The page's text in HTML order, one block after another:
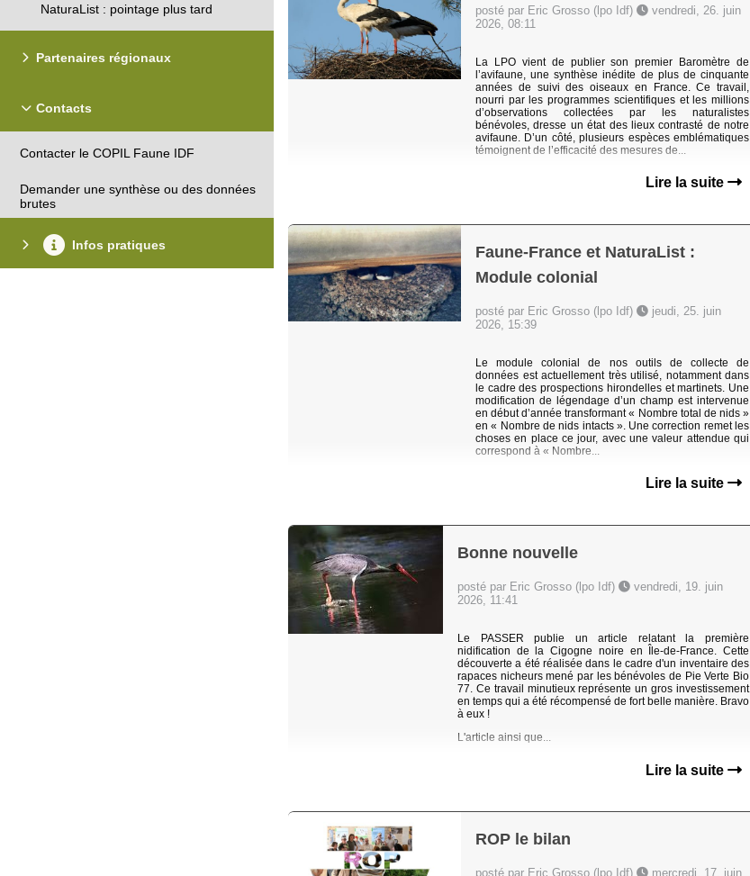
NaturaList : pointage plus tard
Partenaires régionaux
Contacts
Contacter le COPIL Faune IDF
Demander une synthèse ou des données
brutes
Infos pratiques
posté par Eric Grosso (lpo Idf)
vendredi, 26. juin
2026, 08:11
La LPO vient de publier son premier Baromètre de
l’avifaune, une synthèse inédite de plus de cinquante
années de suivi des oiseaux en France. Ce travail,
nourri par les programmes scientifiques et les millions
d’observations collectées par les naturalistes
bénévoles, dresse un état des lieux contrasté de notre
avifaune. D’un côté, plusieurs espèces emblématiques
témoignent de l’efficacité des mesures de...
Lire la suite
Faune-France et NaturaList :
Module colonial
posté par Eric Grosso (lpo Idf)
jeudi, 25. juin
2026, 15:39
Le module colonial de nos outils de collecte de
données est actuellement très utilisé, notamment dans
le cadre des prospections hirondelles et martinets. Une
modification de légendage d’un champ est intervenue
en début d’année transformant « Nombre total de nids »
en « Nombre de nids intacts ». Une correction remet les
choses en place ce jour, avec une valeur attendue qui
correspond à « Nombre...
Lire la suite
Bonne nouvelle
posté par Eric Grosso (lpo Idf)
vendredi, 19. juin
2026, 11:41
Le PASSER publie un article relatant la première
nidification de la Cigogne noire en Île‐de‐France. Cette
découverte a été réalisée dans le cadre d'un inventaire des
rapaces nicheurs mené par les bénévoles de Pie Verte Bio
77. Ce travail minutieux représente un gros investissement
en temps qui a été récompensé de fort belle manière. Bravo
à eux !
L'article ainsi que...
Lire la suite
ROP le bilan
posté par Eric Grosso (lpo Idf)
mercredi, 17. juin